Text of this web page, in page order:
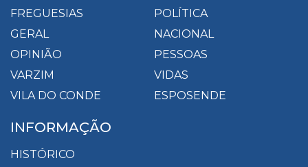
FREGUESIAS
POLÍTICA
GERAL
NACIONAL
OPINIÃO
PESSOAS
VARZIM
VIDAS
VILA DO CONDE
ESPOSENDE
INFORMAÇÃO
HISTÓRICO